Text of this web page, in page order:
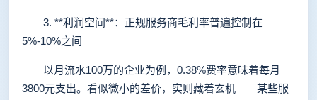
3. **利润空间**：正规服务商毛利率普遍控制在
5%-10%之间
以月流水100万的企业为例，0.38%费率意味着每月
3800元支出。看似微小的差价，实则藏着玄机——某些服